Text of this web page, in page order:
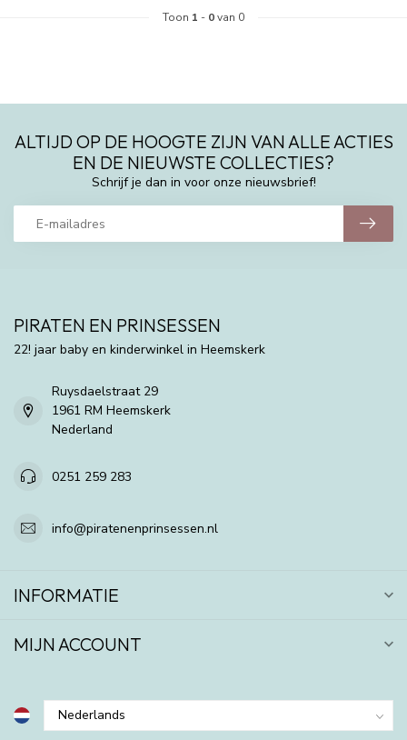
Toon 1 - 0van 0
ALTIJD OP DE HOOGTE ZIJN VAN ALLE ACTIES
EN DE NIEUWSTE COLLECTIES?
Schrijf je dan in voor onze nieuwsbrief!
PIRATEN EN PRINSESSEN
22! jaar baby en kinderwinkel in Heemskerk
Ruysdaelstraat 29
1961 RM Heemskerk
Nederland
0251 259 283
info@piratenenprinsessen.nl
INFORMATIE
MIJN ACCOUNT